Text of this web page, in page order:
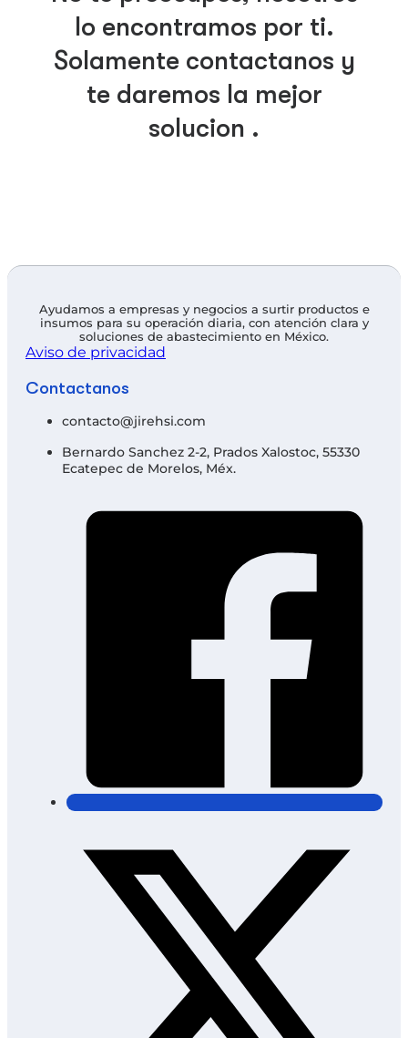
lo encontramos por ti.
Solamente contáctanos y
te daremos la mejor
solución .
Ayudamos a empresas y negocios a surtir productos e
insumos para su operación diaria, con atención clara y
soluciones de abastecimiento en México.
Aviso de privacidad
Contáctanos
contacto@jirehsi.com
Bernardo Sanchez 2-2, Prados Xalostoc, 55330
Ecatepec de Morelos, Méx.